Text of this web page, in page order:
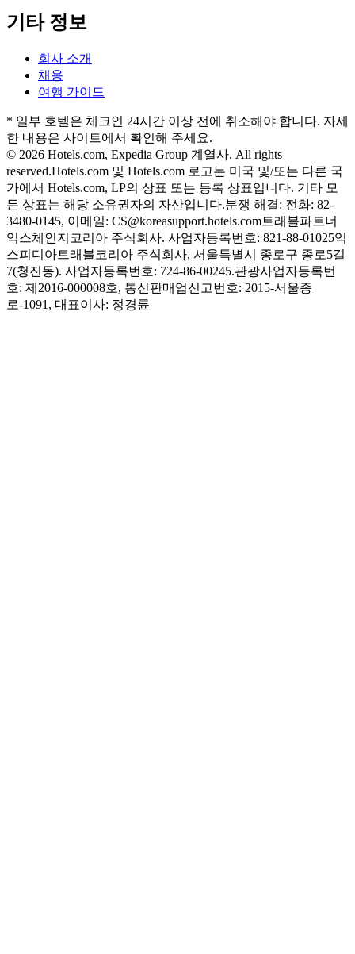
기타 정보
회사 소개
채용
여행 가이드
* 일부 호텔은 체크인 24시간 이상 전에 취소해야 합니다. 자세
한 내용은 사이트에서 확인해 주세요.
© 2026 Hotels.com, Expedia Group 계열사. All rights
reserved.Hotels.com 및 Hotels.com 로고는 미국 및/또는 다른 국
가에서 Hotels.com, LP의 상표 또는 등록 상표입니다. 기타 모
든 상표는 해당 소유권자의 자산입니다.분쟁 해결: 전화: 82-
3480-0145, 이메일: CS@koreasupport.hotels.com트래블파트너
익스체인지코리아 주식회사. 사업자등록번호: 821-88-01025익
스피디아트래블코리아 주식회사, 서울특별시 종로구 종로5길
7(청진동). 사업자등록번호: 724-86-00245.관광사업자등록번
호: 제2016-000008호, 통신판매업신고번호: 2015-서울종
로-1091, 대표이사: 정경륜